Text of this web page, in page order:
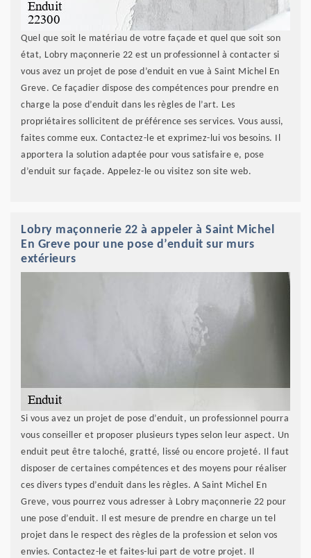
Quel que soit le matériau de votre façade et quel que soit son
état, Lobry maçonnerie 22 est un professionnel à contacter si
vous avez un projet de pose d’enduit en vue à Saint Michel En
Greve. Ce façadier dispose des compétences pour prendre en
charge la pose d’enduit dans les règles de l’art. Les
propriétaires sollicitent de préférence ses services. Vous aussi,
faites comme eux. Contactez-le et exprimez-lui vos besoins. Il
apportera la solution adaptée pour vous satisfaire e, pose
d’enduit sur façade. Appelez-le ou visitez son site web.
Lobry maçonnerie 22 à appeler à Saint Michel
En Greve pour une pose d’enduit sur murs
extérieurs
Si vous avez un projet de pose d’enduit, un professionnel pourra
vous conseiller et proposer plusieurs types selon leur aspect. Un
enduit peut être taloché, gratté, lissé ou encore projeté. Il faut
disposer de certaines compétences et des moyens pour réaliser
ces divers types d’enduit dans les règles. A Saint Michel En
Greve, vous pourrez vous adresser à Lobry maçonnerie 22 pour
une pose d’enduit. Il est mesure de prendre en charge un tel
projet dans le respect des règles de la profession et selon vos
envies. Contactez-le et faites-lui part de votre projet. Il